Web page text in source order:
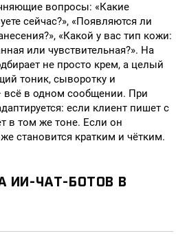
вопросы: «Какие
сейчас?», «Появляются ли
«Какой у вас тип кожи:
или чувствительная?». На
не просто крем, а целый
тоник, сыворотку и
всё в одном сообщении. При
если клиент пишет с
в том же тоне. Если он
становится кратким и чётким.
ИИ-ЧАТ-БОТОВ В